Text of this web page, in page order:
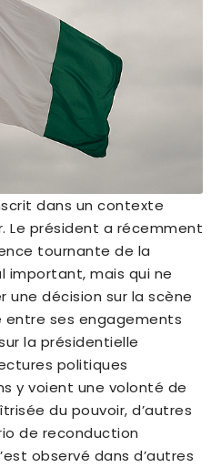
dans un contexte
Le président a récemment
tournante de la
important, mais qui ne
une décision sur la scène
ses engagements
la présidentielle
politiques
y voient une volonté de
du pouvoir, d’autres
de reconduction
observé dans d’autres